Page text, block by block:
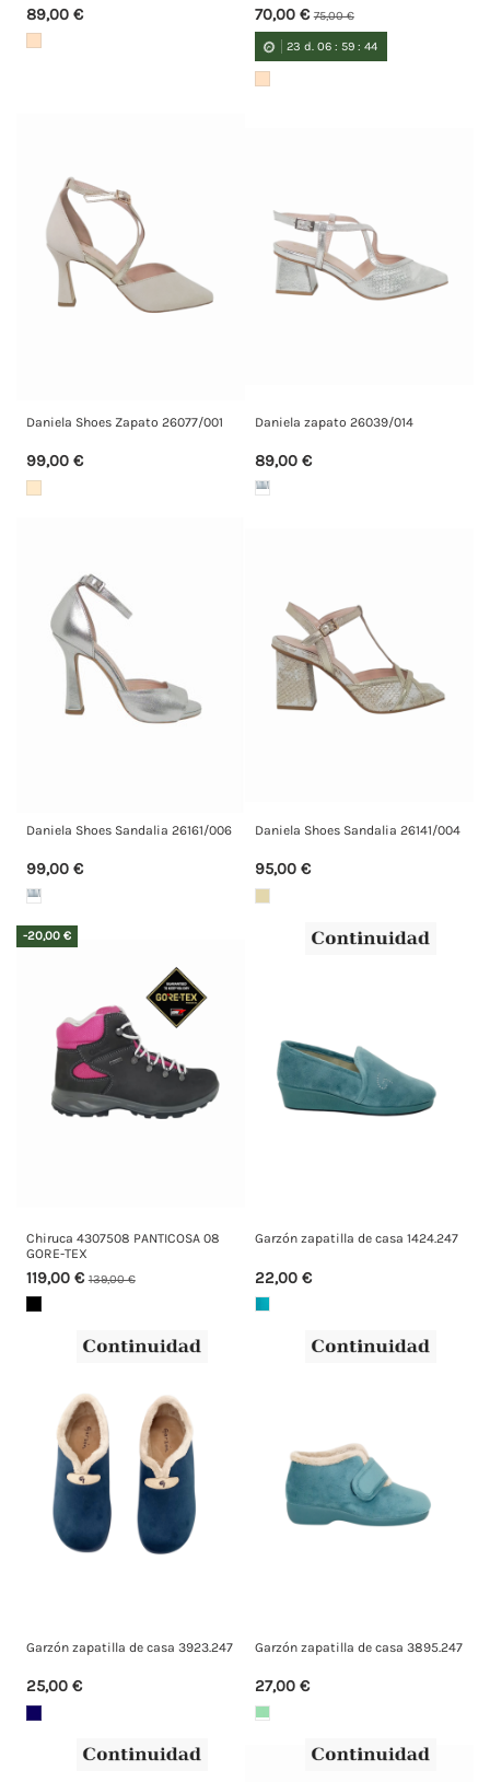
89,00 € 70,00 €75,00 €
23 d. 06 :59 :44
Daniela Shoes Zapato 26077/001
99,00 €
Daniela zapato 26039/014
89,00 €
Daniela Shoes Sandalia 26161/006
99,00 €
Daniela Shoes Sandalia 26141/004
95,00 €
-20,00 €
Chiruca 4307508 PANTICOSA 08
GORE-TEX
119,00 €139,00 €
Garzón zapatilla de casa 1424.247
22,00 €
Garzón zapatilla de casa 3923.247
25,00 €
Garzón zapatilla de casa 3895.247
27,00 €